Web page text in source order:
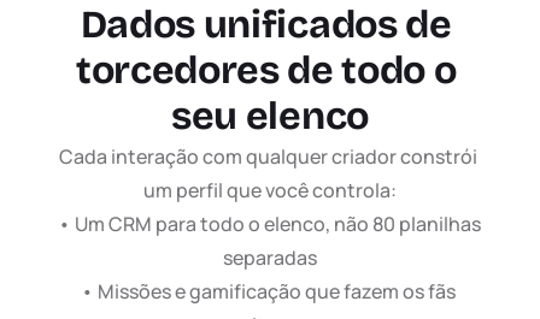
Dados unificados de
torcedores de todo o
seu elenco
Cada interação com qualquer criador constrói
um perfil que você controla:
• Um CRM para todo o elenco, não 80 planilhas
separadas
• Missões e gamificação que fazem os fãs